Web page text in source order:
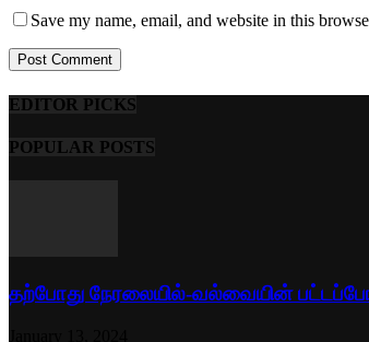
Save my name, email, and website in this
EDITOR PICKS
POPULAR POSTS
தற்போது நேரலையில்-வல்வையின்